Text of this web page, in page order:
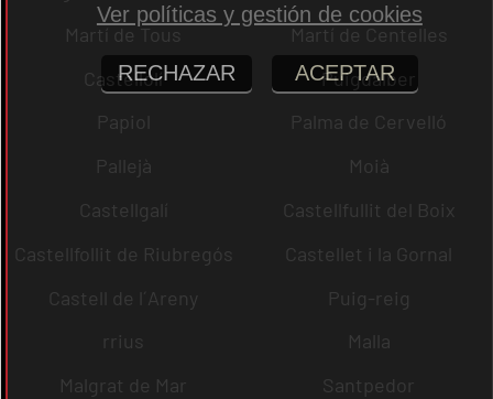
Martí de Tous
Martí de Centelles
Castellolí
Puigdàlber
Papiol
Palma de Cervelló
Pallejà
Moià
Castellgalí
Castellfullit del Boix
Castellfollit de Riubregós
Castellet i la Gornal
Castell de l´Areny
Puig-reig
rrius
Malla
Malgrat de Mar
Santpedor
Ver políticas y gestión de cookies
RECHAZAR ACEPTAR